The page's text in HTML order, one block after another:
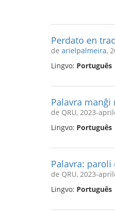
Perdato en
de arielpalmeira,
Lingvo: Português
Palavra manĝi
de QRU, 2023-
Lingvo: Português
Palavra:
de QRU, 2023-
Lingvo: Português